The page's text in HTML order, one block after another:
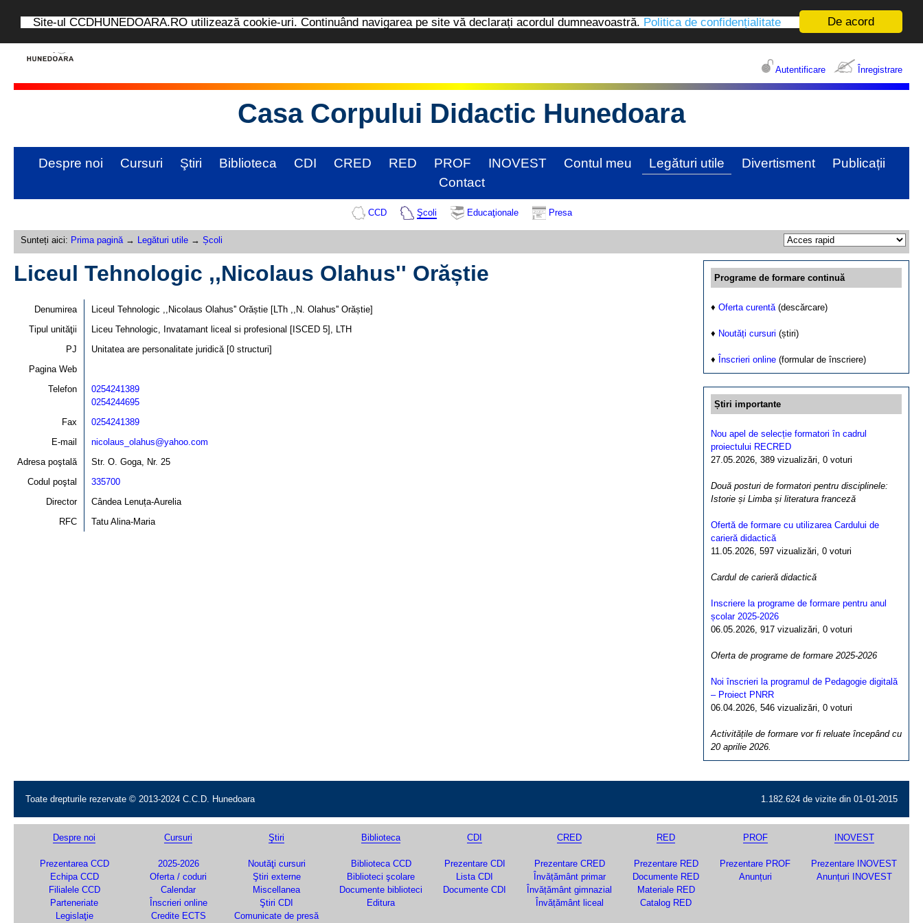
De acord
Site-ul CCDHUNEDOARA.RO utilizează cookie-uri. Continuând navigarea pe site vă declarați acordul dumneavoastră. Politica de confidențialitate
Autentificare Înregistrare
Casa Corpului Didactic Hunedoara
Despre noi Cursuri Ştiri Biblioteca CDI CRED RED PROF INOVEST Contul meu Legături utile Divertisment
Publicații
Contact
CCD Şcoli Educaţionale Presa
Sunteți aici: Prima pagină→ Legături utile → Școli
Programe de formare continuă
♦ Oferta curentă(descărcare)
♦ Noutăți cursuri (știri)
♦ Înscrieri online (formular de înscriere)
Știri importante
Nou apel de selecție formatori în cadrul
proiectului RECRED
27.05.2026, 389 vizualizări, 0 voturi
Două posturi de formatori pentru disciplinele:
Istorie și Limba și literatura franceză
Ofertă de formare cu utilizarea Cardului de
carieră didactică
11.05.2026, 597 vizualizări, 0 voturi
Cardul de carieră didactică
Inscriere la programe de formare pentru anul
școlar 2025-2026
06.05.2026, 917 vizualizări, 0 voturi
Oferta de programe de formare 2025-2026
Noi înscrieri la programul de Pedagogie digitală
– Proiect PNRR
06.04.2026, 546 vizualizări, 0 voturi
Activitățile de formare vor fi reluate începând cu
20 aprilie 2026.
Liceul Tehnologic ,,Nicolaus Olahus'' Orăștie
Denumirea
Liceul Tehnologic ,,Nicolaus Olahus'' Orăștie [LTh ,,N. Olahus'' Orăștie]
Tipul unităţii
Liceu Tehnologic, Invatamant liceal si profesional [ISCED 5], LTH
PJ
Unitatea are personalitate juridică [0 structuri]
Pagina Web
Telefon
0254241389
0254244695
Fax
0254241389
E-mail
nicolaus_olahus@yahoo.com
Adresa poştală
Str. O. Goga, Nr. 25
Codul poştal
335700
Director
Cândea Lenuța-Aurelia
RFC
Tatu Alina-Maria
Toate drepturile rezervate © 2013-2024 C.C.D. Hunedoara 1.182.624 de vizite din 01-01-2015
Despre noi
Prezentarea CCD
Echipa CCD
Filialele CCD
Parteneriate
Legislaţie
Cursuri
2025-2026
Oferta / coduri
Calendar
Înscrieri online
Credite ECTS
Ştiri
Noutăţi cursuri
Ştiri externe
Miscellanea
Ştiri CDI
Comunicate de presă
Biblioteca
Biblioteca CCD
Biblioteci şcolare
Documente biblioteci
Editura
CDI
Prezentare CDI
Lista CDI
Documente CDI
CRED
Prezentare CRED
Învățământ primar
Învățământ gimnazial
Învățământ liceal
RED
Prezentare RED
Documente RED
Materiale RED
Catalog RED
PROF
Prezentare PROF
Anunțuri
INOVEST
Prezentare INOVEST
Anunțuri INOVEST